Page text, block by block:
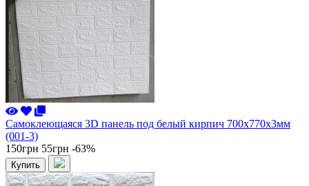
Самоклеющаяся 3D панель под белый кирпич 700x770x3мм
(001-3)
150грн 55грн -63%
Купить